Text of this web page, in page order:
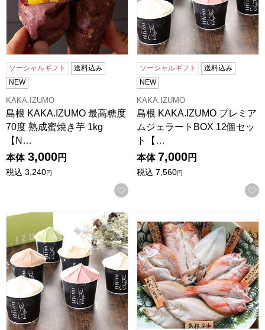
ソーシャルギフト
送料込み
NEW
KAKA.IZUMO
島根 KAKA.IZUMO 最高糖度
70度 熟成蜜焼き芋 1kg
【N…
本体 3,000円
税込 3,240円
お気に入りに登録する
ソーシャルギフト
送料込み
NEW
KAKA.IZUMO
島根 KAKA.IZUMO プレミア
ムジェラートBOX 12個セッ
ト【…
本体 7,000円
税込 7,560円
島根 KAKA.IZUMO プレミアムジェラートBOX 6個セット【